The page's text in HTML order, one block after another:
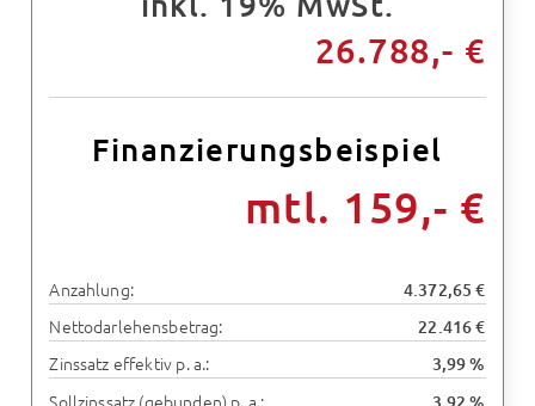
26.788,- €
Finanzierungsbeispiel
mtl. 159,- €
Anzahlung: 4.372,65 €
Nettodarlehensbetrag: 22.416 €
Zinssatz effektiv p. a.: 3,99 %
Sollzinssatz (gebunden) p. a.: 3,92 %